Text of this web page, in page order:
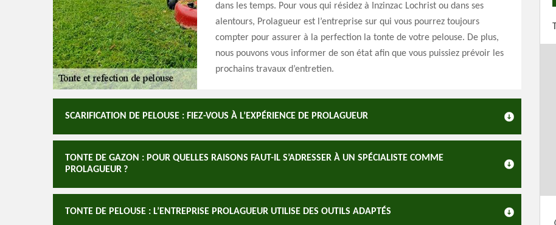
dans les temps. Pour vous qui résidez à Inzinzac Lochrist ou dans ses
alentours, Prolagueur est l’entreprise sur qui vous pourrez toujours
compter pour assurer à la perfection la tonte de votre pelouse. De plus,
nous pouvons vous informer de son état afin que vous puissiez prévoir les
prochains travaux d’entretien.
SCARIFICATION DE PELOUSE : FIEZ-VOUS À L’EXPÉRIENCE DE PROLAGUEUR
TONTE DE GAZON : POUR QUELLES RAISONS FAUT-IL S’ADRESSER À UN SPÉCIALISTE COMME
PROLAGUEUR ?
TONTE DE PELOUSE : L’ENTREPRISE PROLAGUEUR UTILISE DES OUTILS ADAPTÉS